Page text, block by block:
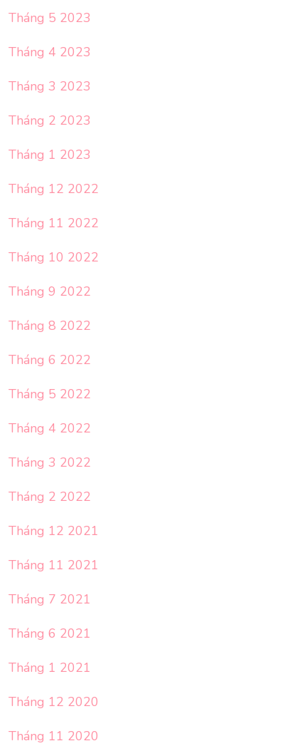
Tháng 5 2023
Tháng 4 2023
Tháng 3 2023
Tháng 2 2023
Tháng 1 2023
Tháng 12 2022
Tháng 11 2022
Tháng 10 2022
Tháng 9 2022
Tháng 8 2022
Tháng 6 2022
Tháng 5 2022
Tháng 4 2022
Tháng 3 2022
Tháng 2 2022
Tháng 12 2021
Tháng 11 2021
Tháng 7 2021
Tháng 6 2021
Tháng 1 2021
Tháng 12 2020
Tháng 11 2020